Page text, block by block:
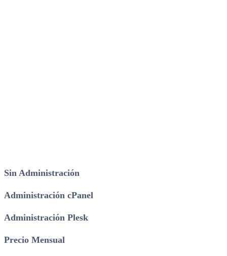
Sin Administración
Administración cPanel
Administración Plesk
Precio Mensual